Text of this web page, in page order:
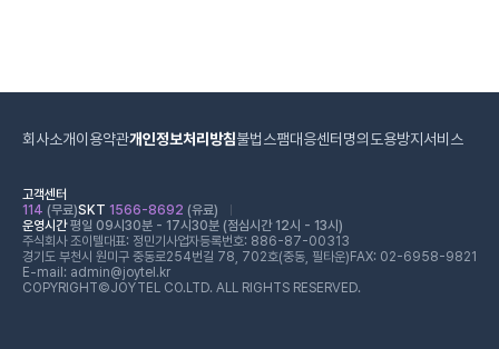
회사소개이용약관개인정보처리방침불법스팸대응센터 명의도용방지서비스
고객센터
114 (무료)SKT 1566-8692 (유료)
운영시간평일 09시30분 - 17시30분 (점심시간 12시 - 13시)
주식회사 조이텔대표: 정민기 사업자등록번호: 886-87-00313
경기도 부천시 원미구 중동로254번길 78, 702호(중동, 필타운) FAX: 02-6958-9821
E-mail: admin@joytel.kr
COPYRIGHT©JOYTEL CO.LTD. ALL RIGHTS RESERVED.